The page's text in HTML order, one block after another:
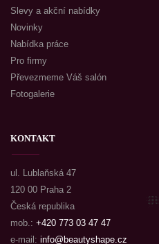
Slevy a akční nabídky
Novinky
Nabídka práce
Pro firmy
Převezmeme Váš salón
Fotogalerie
KONTAKT
ul. Lublaňská 47
120 00 Praha 2
Česká republika
mob.: +420 773 03 47 47
e-mail: info@beautyshape.cz